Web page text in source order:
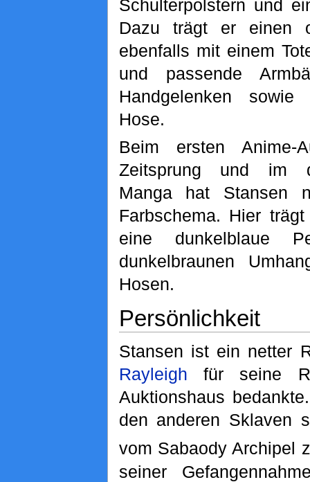
Schulterpolstern und
Dazu trägt er einen
ebenfalls mit einem
und passende
Handgelenken
Hose.
Beim ersten Anime-
Zeitsprung und im
Manga hat Stansen
Farbschema. Hier
eine dunkelblaue
dunkelbraunen
Hosen.
Persönlichkeit
Stansen ist ein netter
Rayleigh für seine
Auktionshaus
den anderen Sklaven
vom Sabaody Archipel
seiner